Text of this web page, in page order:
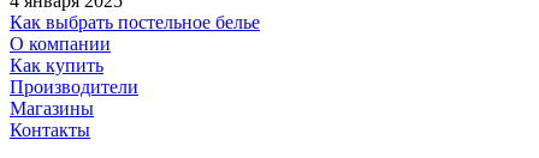
Как выбрать постельное белье
О компании
Как купить
Производители
Магазины
Контакты